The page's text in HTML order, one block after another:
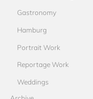
Gastronomy
Hamburg
Portrait Work
Reportage Work
Weddings